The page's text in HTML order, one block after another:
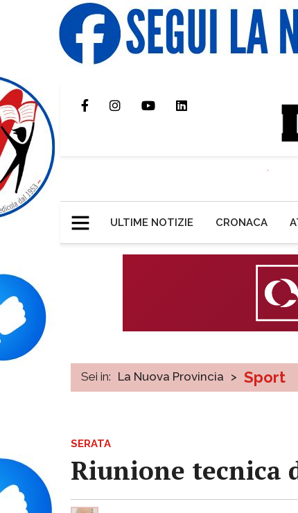
ULTIME NOTIZIE CRONACA
Sei in: La Nuova Provincia > Sport
SERATA
Riunione tecnica